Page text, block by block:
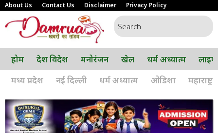
About Us Contact Us Disclaimer Privacy Policy
होम देश विदेश मनोरंजन खेल धर्म अध्यात्म
मध्य प्रदेश
नई दिल्ली धर्म अध्यात्म ओडिशा महाराष्ट्र